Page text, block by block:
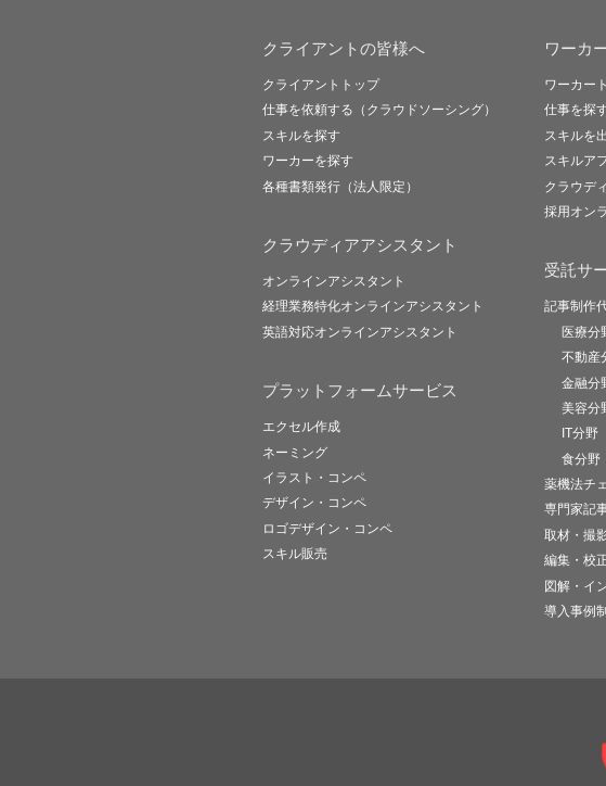
クライアントの皆様へ
クライアントトップ
仕事を依頼する（クラウドソーシング）
スキルを探す
ワーカーを探す
各種書類発行（法人限定）
クラウディアアシスタント
オンラインアシスタント
経理業務特化オンラインアシスタント
英語対応オンラインアシスタント
プラットフォームサービス
エクセル作成
ネーミング
イラスト・コンペ
デザイン・コンペ
ロゴデザイン・コンペ
スキル販売
ワーカ
ワーカー
仕事を探
スキルを
スキルア
クラウデ
採用オン
受託サ
記事制作
医療分
不動産
金融分
美容分
IT分野
食分野
薬機法チ
専門家記
取材・撮
編集・校
図解・イ
導入事例